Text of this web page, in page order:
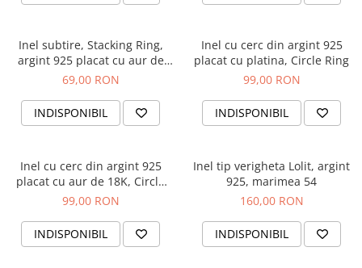
Inel subtire, Stacking Ring,
argint 925 placat cu aur de
18K, marimea 55
69,00 RON
INDISPONIBIL
Inel cu cerc din argint 925
placat cu platina, Circle Ring
99,00 RON
INDISPONIBIL
Inel cu cerc din argint 925
placat cu aur de 18K, Circle
Ring
99,00 RON
INDISPONIBIL
Inel tip verigheta Lolit, argint
925, marimea 54
160,00 RON
INDISPONIBIL